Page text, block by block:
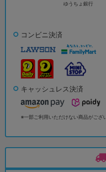
ゆうちょ銀行
コンビニ決済
キャッシュレス決済
※一部ご利用いただけない商品がござ